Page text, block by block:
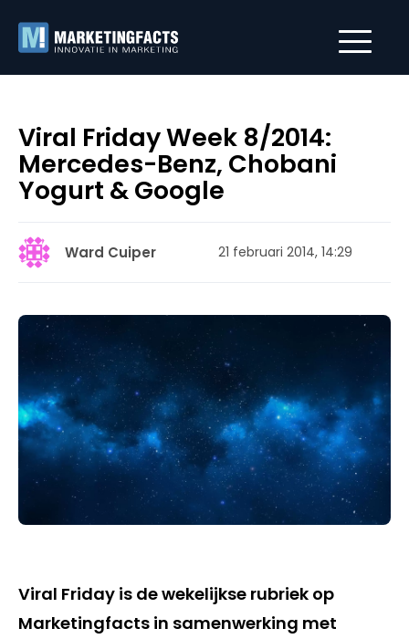
Viral Friday Week 8/2014:
Mercedes-Benz, Chobani
Yogurt & Google
Ward Cuiper 21 februari 2014, 14:29
Viral Friday is de wekelijkse rubriek op
Marketingfacts in samenwerking met